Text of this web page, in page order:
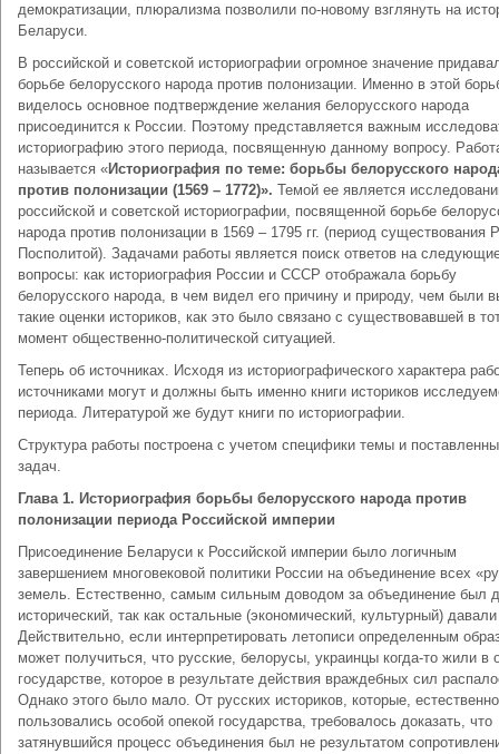
демократизации, плюрализма позволили по-новому взглянуть на
Беларуси.
В российской и советской историографии огромное значение
борьбе белорусского народа против полонизации. Именно в этой
виделось основное подтверждение желания белорусского народа
присоединится к России. Поэтому представляется важным
историографию этого периода, посвященную данному вопросу.
называется «Историография по теме: борьбы белорусского
против полонизации (1569 – 1772)». Темой ее является
российской и советской историографии, посвященной борьбе
народа против полонизации в 1569 – 1795 гг. (период существования
Посполитой). Задачами работы является поиск ответов на
вопросы: как историография России и СССР отображала борьбу
белорусского народа, в чем видел его причину и природу, чем были
такие оценки историков, как это было связано с существовавшей в
момент общественно-политической ситуацией.
Теперь об источниках. Исходя из историографического характера
источниками могут и должны быть именно книги историков
периода. Литературой же будут книги по историографии.
Структура работы построена с учетом специфики темы и
задач.
Глава 1. Историография борьбы белорусского народа против
полонизации периода Российской империи
Присоединение Беларуси к Российской империи было логичным
завершением многовековой политики России на объединение всех
земель. Естественно, самым сильным доводом за объединение был
исторический, так как остальные (экономический, культурный)
Действительно, если интерпретировать летописи определенным
может получиться, что русские, белорусы, украинцы когда-то жили в
государстве, которое в результате действия враждебных сил
Однако этого было мало. От русских историков, которые,
пользовались особой опекой государства, требовалось доказать, что
затянувшийся процесс объединения был не результатом